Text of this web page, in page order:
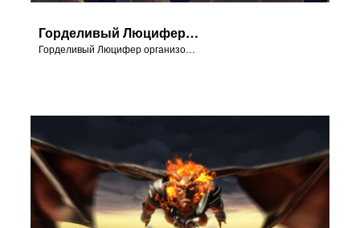
Горделивый Люцифер организовывает восстание на небесах.
Горделивый Люцифер организовывает восстание на небесах.